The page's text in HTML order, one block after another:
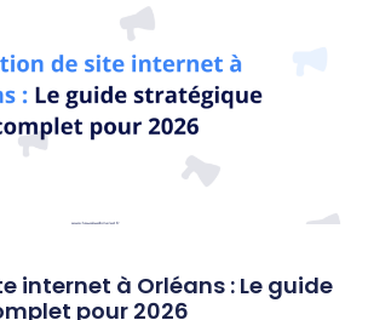
internet à Orléans : Le guide
pour 2026